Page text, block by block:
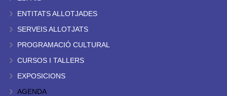
ENTITATS ALLOTJADES
SERVEIS ALLOTJATS
PROGRAMACIÓ CULTURAL
CURSOS I TALLERS
EXPOSICIONS
AGENDA